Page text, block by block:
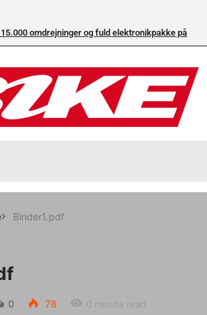
omdrejninger og fuld elektronikpakke på
Binder1.pdf
0 78 0 minute read